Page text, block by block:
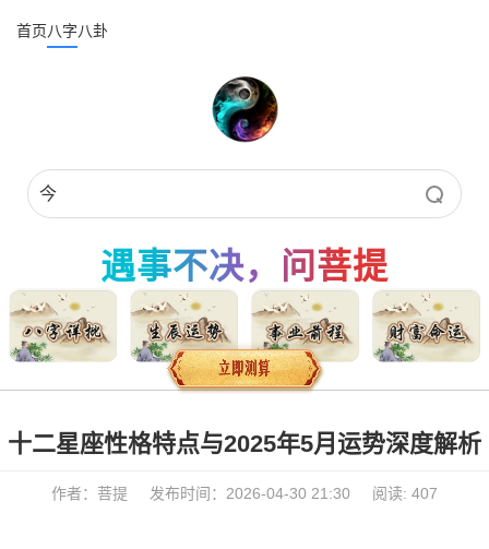
首页八字八卦
遇事不决，问菩提
十二星座性格特点与2025年5月运势深度解析
作者：菩提 发布时间：2026-04-30 21:30 阅读: 407